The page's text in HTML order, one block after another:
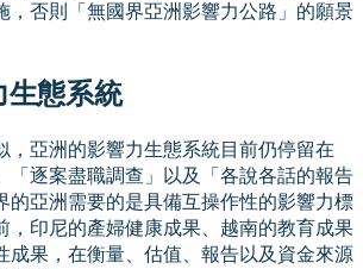
，否則「無國界亞洲影響力公路」的願景
生態系統
，亞洲的影響力生態系統目前仍停留在
「逐案盡職調查」以及「各說各話的報告
的亞洲需要的是具備互操作性的影響力標
，印尼的產婦健康成果、越南的教育成果
成果，在衡量、估值、報告以及資金來源